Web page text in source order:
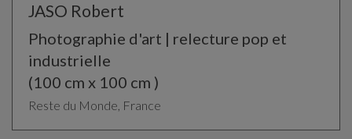
JASO Robert
Photographie d'art | relecture pop et
industrielle
(100 cm x 100 cm )
Reste du Monde, France